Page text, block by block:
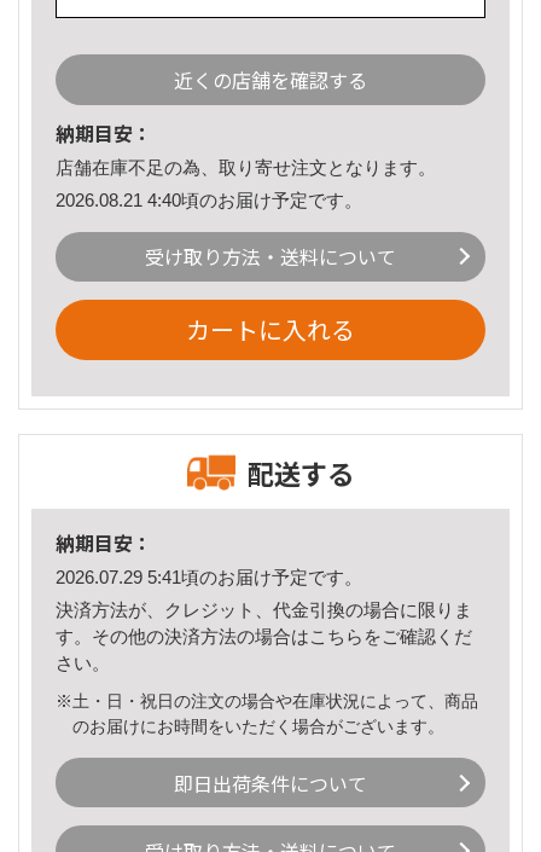
近くの店舗を確認する
納期目安：
店舗在庫不足の為、取り寄せ注文となります。
2026.08.21 4:40頃のお届け予定です。
受け取り方法・送料について
カートに入れる
配送する
納期目安：
2026.07.29 5:41頃のお届け予定です。
決済方法が、クレジット、代金引換の場合に限りま
す。その他の決済方法の場合はこちら をご確認くだ
さい。
※土・日・祝日の注文の場合や在庫状況によって、商品
のお届けにお時間をいただく場合がございます。
即日出荷条件について